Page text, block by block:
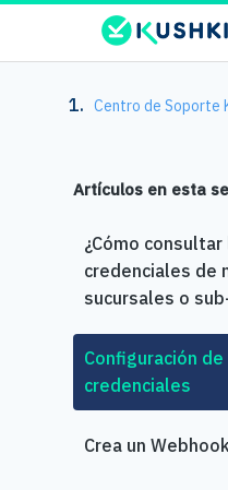
Centro de Soporte
Artículos en esta
¿Cómo consultar
credenciales de
sucursales o
Configuración de
credenciales
Crea un